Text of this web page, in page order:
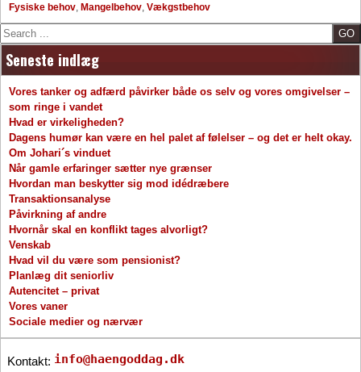
Fysiske behov Mangelbehov Vækgstbehov
Search
Seneste indlæg
Vores tanker og adfærd påvirker både os selv og vores omgivelser –
som ringe i vandet
Hvad er virkeligheden?
Dagens humør kan være en hel palet af følelser – og det er helt okay.
Om Johari´s vinduet
Når gamle erfaringer sætter nye grænser
Hvordan man beskytter sig mod idédræbere
Transaktionsanalyse
Påvirkning af andre
Hvornår skal en konflikt tages alvorligt?
Venskab
Hvad vil du være som pensionist?
Planlæg dit seniorliv
Autencitet – privat
Vores vaner
Sociale medier og nærvær
Kontakt: info@haengoddag.dk